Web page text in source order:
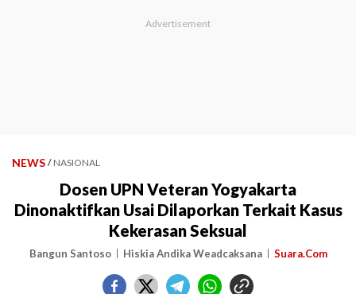
NEWS / NASIONAL
Dosen UPN Veteran Yogyakarta
Dinonaktifkan Usai Dilaporkan Terkait Kasus
Kekerasan Seksual
Bangun Santoso Hiskia Andika Weadcaksana Suara.Com